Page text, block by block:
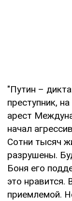
"Путин –
преступник,
арест
начал
Сотни тысяч
разрушены.
Боня его
это нравится.
приемлемой.